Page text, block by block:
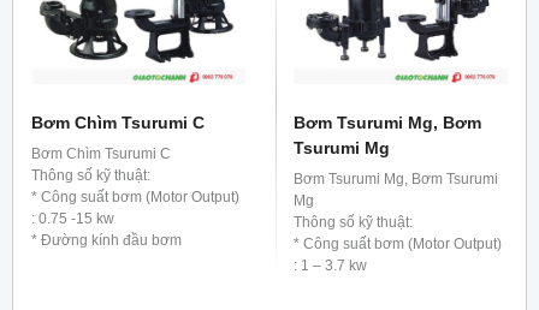
Auto/Alternating/Parallel/Manual
(Call)
Bơm Chìm Tsurumi C
Bơm Chìm Tsurumi C
Thông số kỹ thuật:
* Công suất bơm (Motor Output)
: 0.75 -15 kw
* Đường kính đầu bơm
Bơm Tsurumi Mg, Bơm
Tsurumi Mg
Bơm Tsurumi Mg, Bơm Tsurumi
Mg
Thông số kỹ thuật:
* Công suất bơm (Motor Output)
: 1 – 3.7 kw